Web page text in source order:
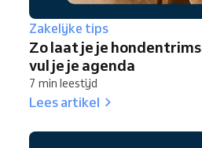
Zakelijke tips
Zo laat je je
vul je je agenda
7 min leestijd
Lees artikel